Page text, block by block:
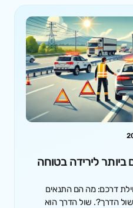
לירידה בטוחה
דרכם: מה הם התנאים
הדרך?. שול הדרך הוא